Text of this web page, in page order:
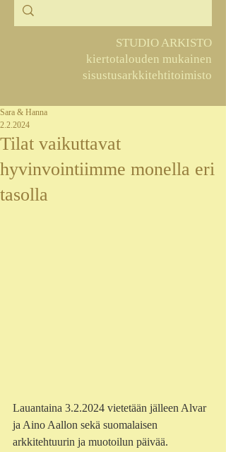
STUDIO ARKISTO
kiertotalouden mukainen
sisustusarkkitehtitoimisto
Tilat vaikuttavat
hyvinvointiimme monella eri
tasolla
Sara & Hanna
2.2.2024
Lauantaina 3.2.2024 vietetään jälleen Alvar
ja Aino Aallon sekä suomalaisen
arkkitehtuurin ja muotoilun päivää.